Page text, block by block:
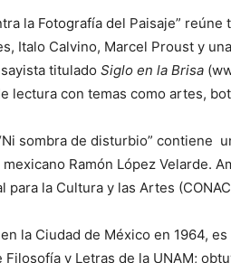
la Fotografía del Paisaje”
Italo Calvino, Marcel Proust y
titulado Siglo en la Brisa
lectura con temas como artes,
sombra de disturbio” contiene
Ramón López Velarde.
para la Cultura y las Artes
la Ciudad de México en 1964,
Filosofía y Letras de la UNAM;